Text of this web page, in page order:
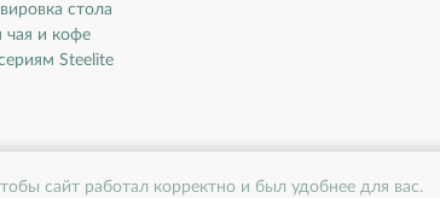
сайт работал корректно и был удобнее для вас.
стола
чая и кофе
Steelite